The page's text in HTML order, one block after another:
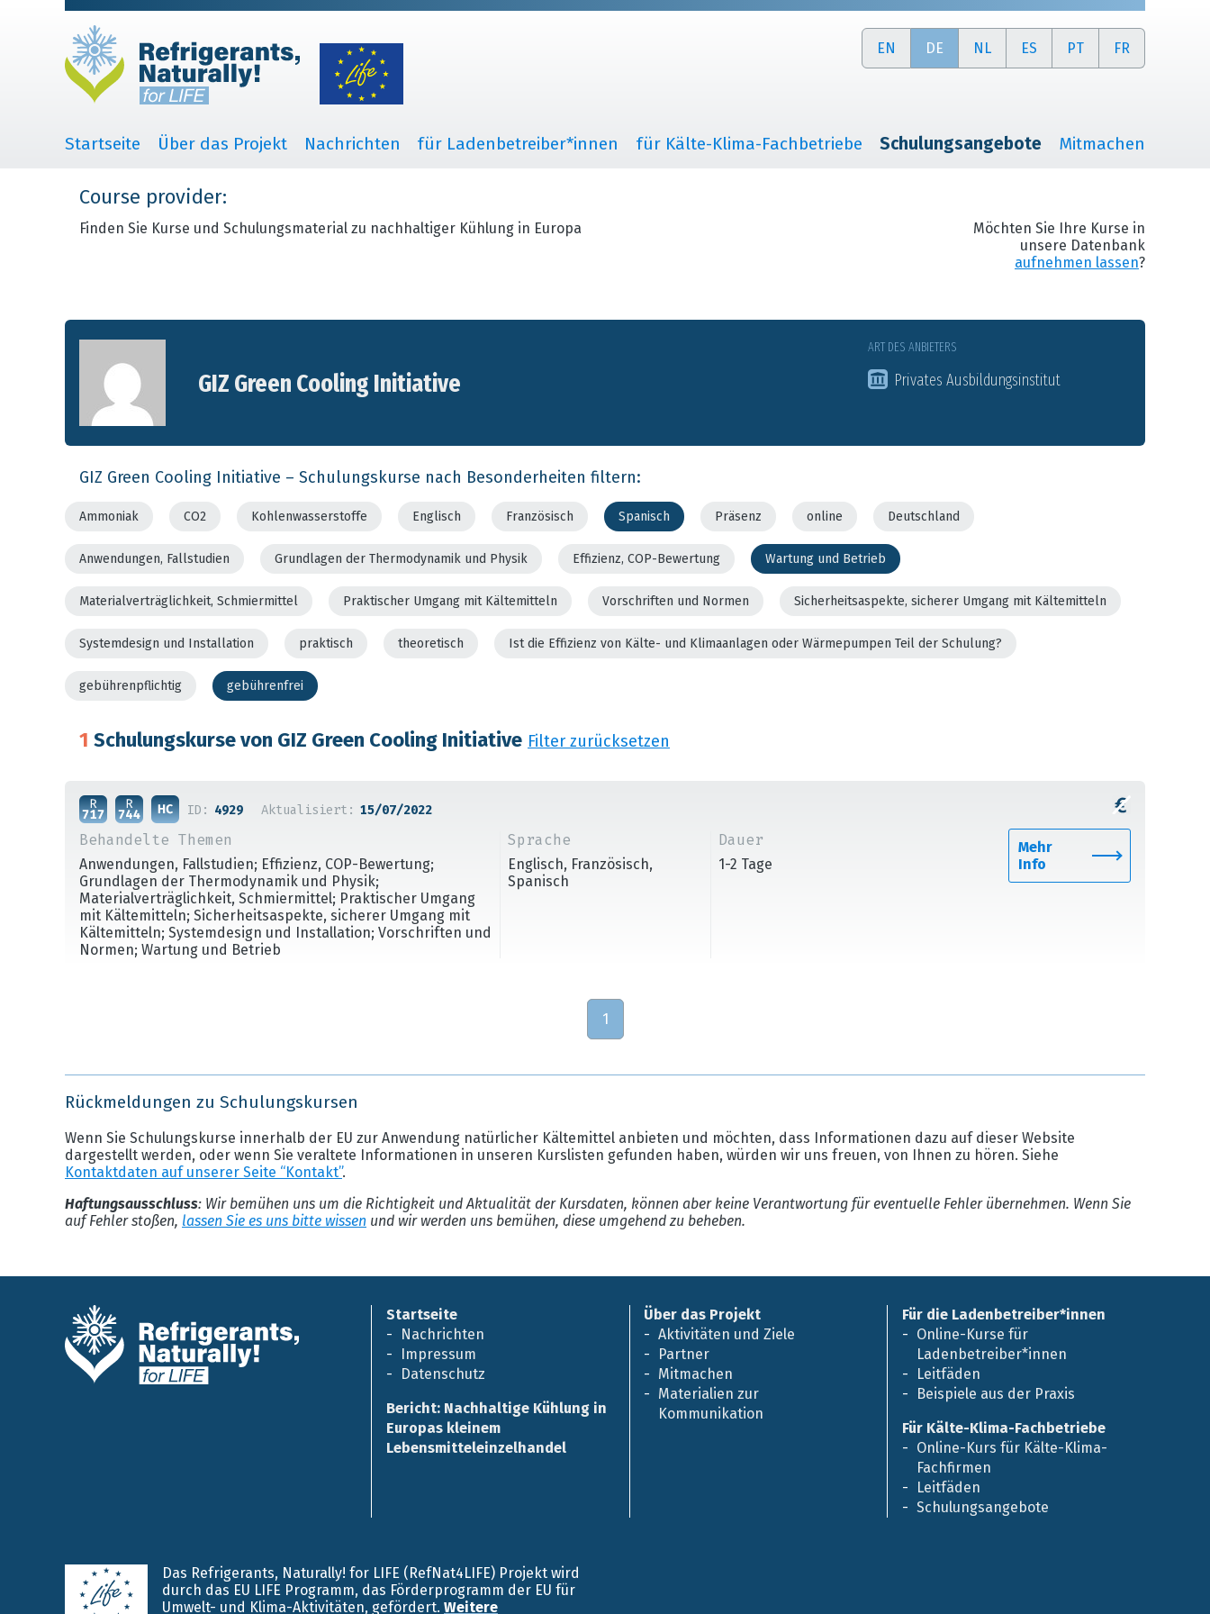
EN DE NL ES PT FR
Startseite Über das Projekt Nachrichten für Ladenbetreiber*innen für Kälte-Klima-Fachbetriebe Schulungsangebote Mitmachen
Course provider:
Finden Sie Kurse und Schulungsmaterial zu nachhaltiger Kühlung in Europa
Möchten Sie Ihre Kurse in
unsere Datenbank
aufnehmen lassen?
GIZ Green Cooling Initiative
ART DES ANBIETERS
Privates Ausbildungsinstitut
GIZ Green Cooling Initiative – Schulungskurse nach Besonderheiten filtern:
Ammoniak CO2 Kohlenwasserstoffe Englisch Französisch Spanisch Präsenz online Deutschland
Anwendungen, Fallstudien Grundlagen der Thermodynamik und Physik Effizienz, COP-Bewertung Wartung und Betrieb
Materialverträglichkeit, Schmiermittel Praktischer Umgang mit Kältemitteln Vorschriften und Normen Sicherheitsaspekte, sicherer Umgang mit Kältemitteln
Systemdesign und Installation praktisch theoretisch Ist die Effizienz von Kälte- und Klimaanlagen oder Wärmepumpen Teil der Schulung?
gebührenpflichtig gebührenfrei
1 Schulungskurse von GIZ Green Cooling Initiative Filter zurücksetzen
ID: 4929 Aktualisiert: 15/07/2022
Behandelte Themen
Anwendungen, Fallstudien; Effizienz, COP-Bewertung;
Grundlagen der Thermodynamik und Physik;
Materialverträglichkeit, Schmiermittel; Praktischer Umgang
mit Kältemitteln; Sicherheitsaspekte, sicherer Umgang mit
Kältemitteln; Systemdesign und Installation; Vorschriften und
Normen; Wartung und Betrieb
Sprache
Englisch, Französisch,
Spanisch
Dauer
1-2 Tage
Mehr
Info
1
Rückmeldungen zu Schulungskursen
Wenn Sie Schulungskurse innerhalb der EU zur Anwendung natürlicher Kältemittel anbieten und möchten, dass Informationen dazu auf dieser Website
dargestellt werden, oder wenn Sie veraltete Informationen in unseren Kurslisten gefunden haben, würden wir uns freuen, von Ihnen zu hören. Siehe
Kontaktdaten auf unserer Seite “Kontakt”.
Haftungsausschluss: Wir bemühen uns um die Richtigkeit und Aktualität der Kursdaten, können aber keine Verantwortung für eventuelle Fehler übernehmen. Wenn Sie
auf Fehler stoßen, lassen Sie es uns bitte wissen und wir werden uns bemühen, diese umgehend zu beheben.
Startseite
Nachrichten
Impressum
Datenschutz
Bericht: Nachhaltige Kühlung in
Europas kleinem
Lebensmitteleinzelhandel
Über das Projekt
Aktivitäten und Ziele
Partner
Mitmachen
Materialien zur
Kommunikation
Für die Ladenbetreiber*innen
Online-Kurse für
Ladenbetreiber*innen
Leitfäden
Beispiele aus der Praxis
Für Kälte-Klima-Fachbetriebe
Online-Kurs für Kälte-Klima-
Fachfirmen
Leitfäden
Schulungsangebote
Das Refrigerants, Naturally! for LIFE (RefNat4LIFE) Projekt wird
durch das EU LIFE Programm, das Förderprogramm der EU für
Umwelt- und Klima-Aktivitäten, gefördert. Weitere